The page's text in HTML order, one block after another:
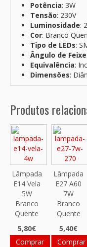
Potência: 3W
Tensão: 230V
Luminosidade:
Cor: Branco
Tipo de LEDs:
Ângulo de Feixe
Equivalência:
Dimensões:
Produtos
Lâmpada
E14 Vela
5W
Branco
Quente
5,80€
Comprar
Lâmpada
E27 A60
7W
Branco
Quente
5,40€
Comprar